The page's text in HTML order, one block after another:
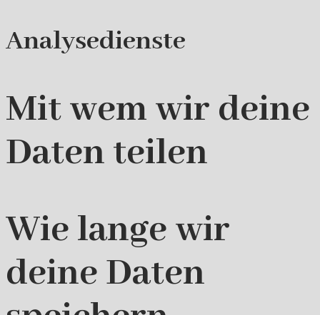
Analysedienste
Mit wem wir deine
Daten teilen
Wie lange wir
deine Daten